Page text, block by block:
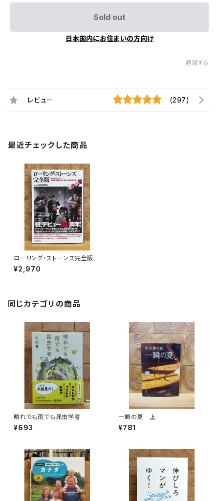
Sold out
日本国内にお住まいの方向け
通報する
レビュー (297)
最近チェックした商品
ローリング・ストーンズ完全版
¥2,970
同じカテゴリの商品
晴れでも雨でも昆虫学者
¥693
一瞬の夏 上
¥781